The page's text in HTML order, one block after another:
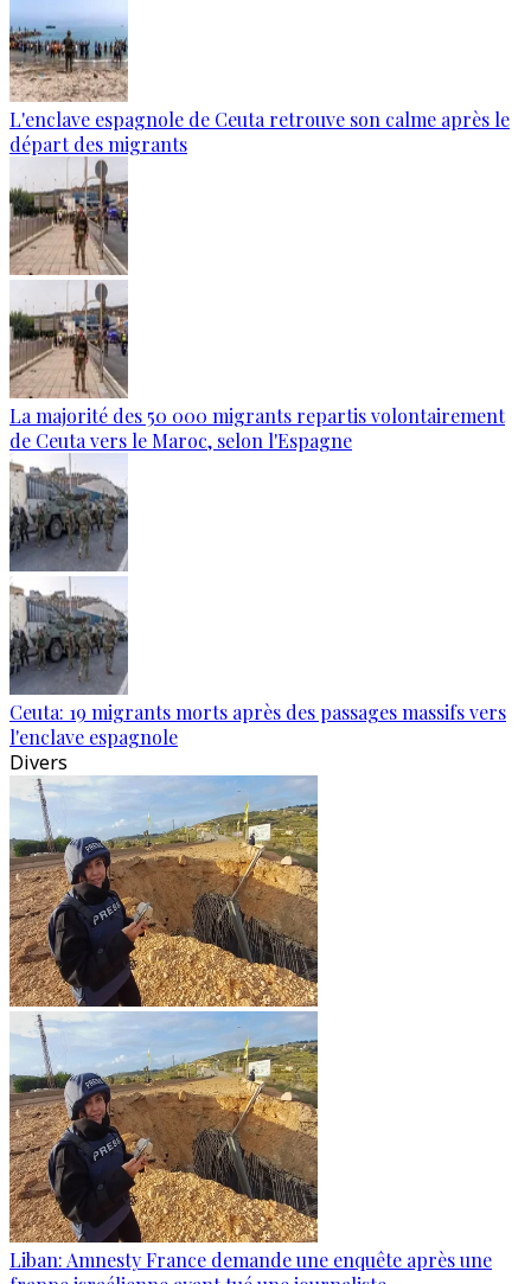
L'enclave espagnole de Ceuta retrouve son calme après le
départ des migrants
La majorité des 50 000 migrants repartis volontairement
de Ceuta vers le Maroc, selon l'Espagne
Ceuta: 19 migrants morts après des passages massifs vers
l'enclave espagnole
Divers
Liban: Amnesty France demande une enquête après une